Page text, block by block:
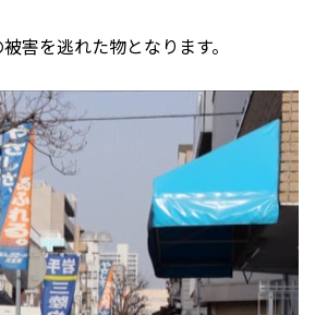
害を逃れた物となります。